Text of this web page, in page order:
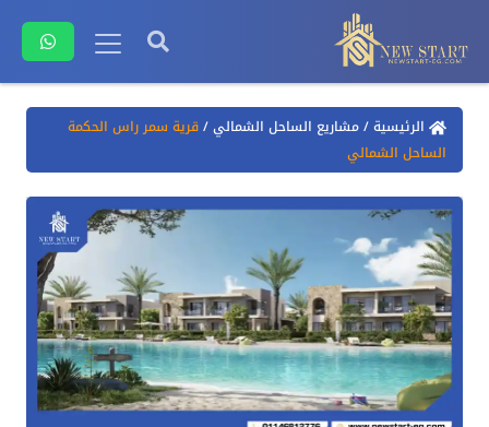
الرئيسية/مشاريع الساحل الشمالي/قرية سمر راس الحكمة
الساحل الشمالي